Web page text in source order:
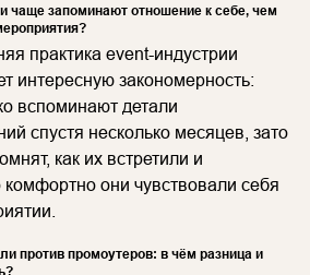
чаще запоминают отношение к себе, чем
практика event-индустрии
интересную закономерность:
вспоминают детали
спустя несколько месяцев, зато
как их встретили и
комфортно они чувствовали себя
против промоутеров: в чём разница и